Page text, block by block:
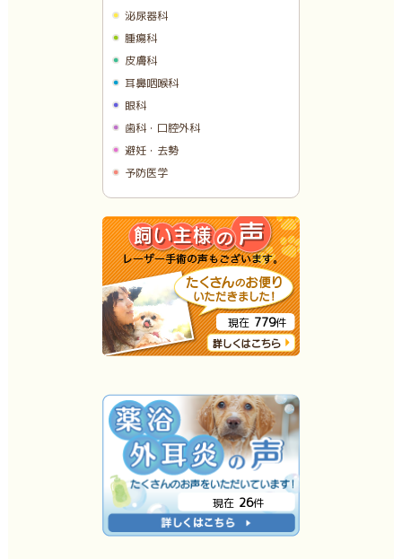
泌尿器科
腫瘍科
皮膚科
耳鼻咽喉科
眼科
歯科・口腔外科
避妊・去勢
予防医学
現在 779件
現在 26件